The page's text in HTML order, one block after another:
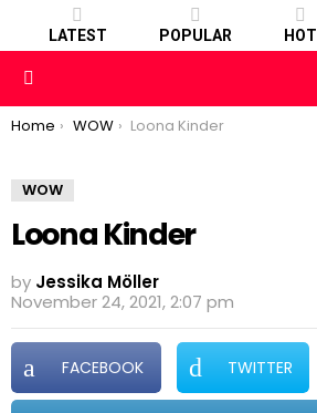
LATEST POPULAR HOT
You are here:
Home WOW Loona Kinder
WOW
Loona Kinder
by Jessika Möller
November 24, 2021, 2:07 pm
FACEBOOK TWITTER